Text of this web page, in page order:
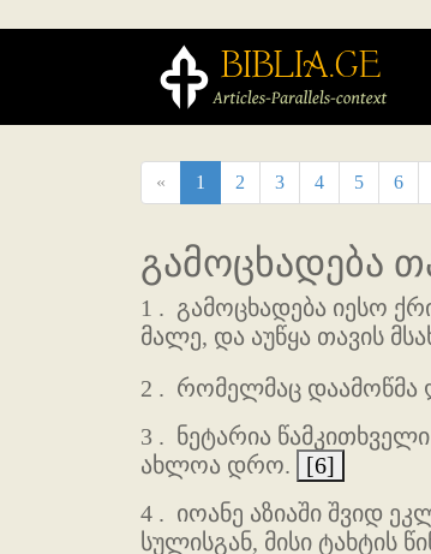
« 1 2 3 4 5 6
გამოცხადება
1 . გამოცხადება იესო
მალე, და აუწყა თავის
2 . რომელმაც დაამოწმა
3 . ნეტარია
ახლოა დრო.
[6]
4 . იოანე აზიაში შვიდ
სულისგან, მისი ტახტის